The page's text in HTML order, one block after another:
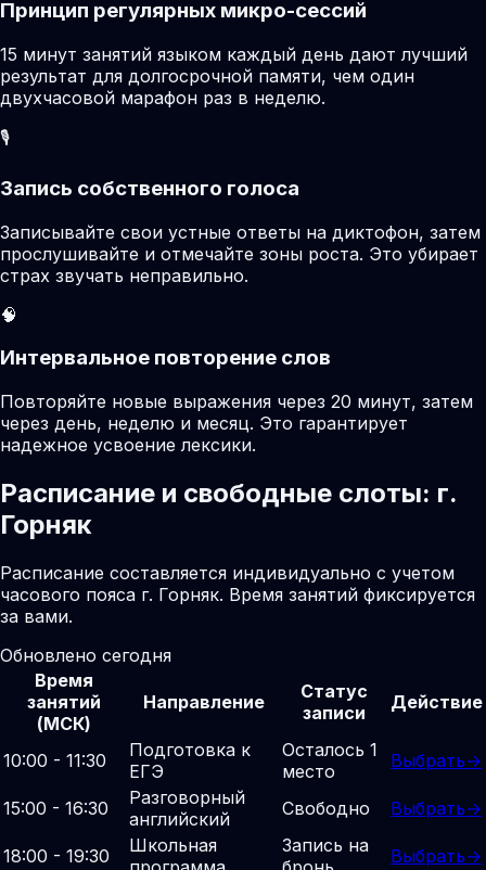
Принцип регулярных микро-сессий
15 минут занятий языком каждый день дают лучший
результат для долгосрочной памяти, чем один
двухчасовой марафон раз в неделю.
🎙️
Запись собственного голоса
Записывайте свои устные ответы на диктофон, затем
прослушивайте и отмечайте зоны роста. Это убирает
страх звучать неправильно.
🧠
Интервальное повторение слов
Повторяйте новые выражения через 20 минут, затем
через день, неделю и месяц. Это гарантирует
надежное усвоение лексики.
Расписание и свободные слоты: г.
Горняк
Расписание составляется индивидуально с учетом
часового пояса г. Горняк. Время занятий фиксируется
за вами.
Обновлено сегодня
Время
занятий
(МСК)
Направление
Статус
записи
Действие
10:00 - 11:30
Подготовка к
ЕГЭ
Осталось 1
место
Выбрать→
15:00 - 16:30
Разговорный
английский
Свободно Выбрать→
18:00 - 19:30
Школьная
Запись на
Выбрать→